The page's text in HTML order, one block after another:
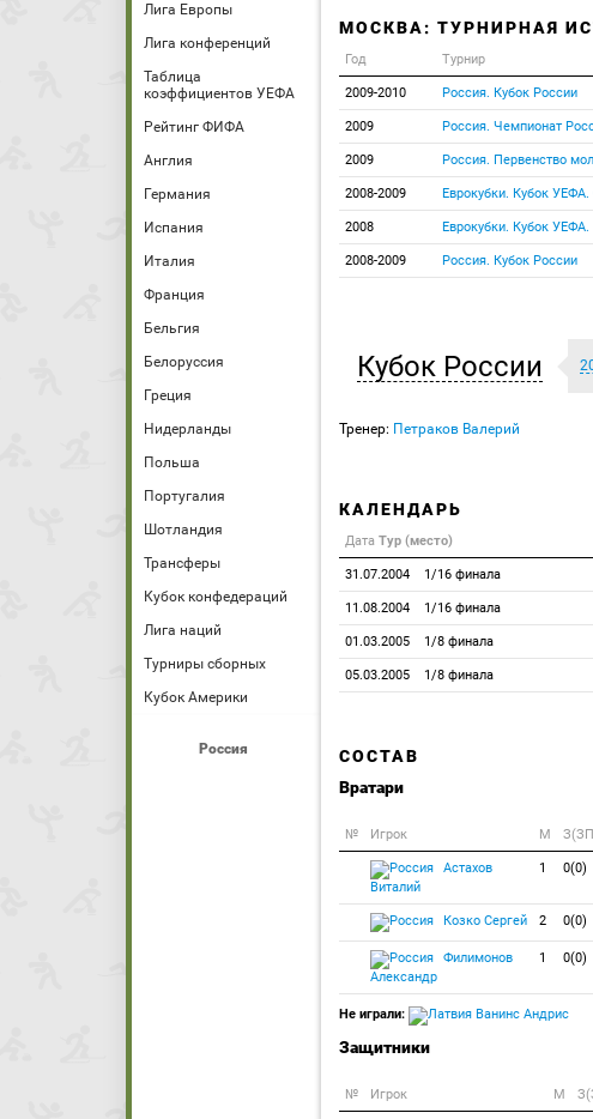
Лига Европы
Лига конференций
Таблица
коэффициентов УЕФА
Рейтинг ФИФА
Англия
Германия
Испания
Италия
Франция
Бельгия
Белоруссия
Греция
Нидерланды
Польша
Португалия
Шотландия
Трансферы
Кубок конфедераций
Лига наций
Турниры сборных
Кубок Америки
Россия
МОСКВА: ТУРНИРНАЯ
Год Турнир
2009-2010 Россия. Кубок России
2009 Россия. Чемпионат
2009 Россия. Первенство
2008-2009 Еврокубки. Кубок УЕФА.
2008 Еврокубки. Кубок
2008-2009 Россия. Кубок России
Кубок России
Тренер: Петраков Валерий
КАЛЕНДАРЬ
Дата Тур (место)
31.07.2004 1/16 финала
11.08.2004 1/16 финала
01.03.2005 1/8 финала
05.03.2005 1/8 финала
СОСТАВ
Вратари
№ Игрок M
Астахов
Виталий
1 0(0)
Козко Сергей 2 0(0)
Филимонов
Александр
1 0(0)
Не играли: Ванинс Андрис
Защитники
№ Игрок M